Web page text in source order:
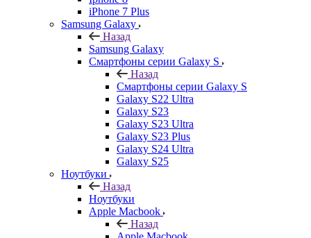
iPhone 7 Plus
Samsung Galaxy
Назад
Samsung Galaxy
Смартфоны серии Galaxy S
Назад
Смартфоны серии Galaxy S
Galaxy S22 Ultra
Galaxy S23
Galaxy S23 Ultra
Galaxy S23 Plus
Galaxy S24 Ultra
Galaxy S25
Ноутбуки
Назад
Ноутбуки
Apple Macbook
Назад